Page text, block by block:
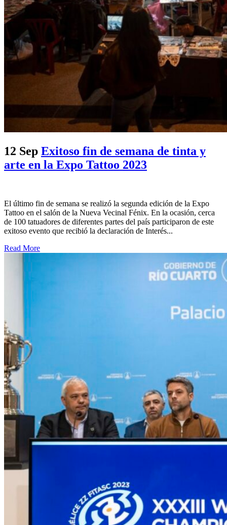
12 Sep Exitoso fin de semana de tinta y
arte en la Expo Tattoo 2023
El último fin de semana se realizó la segunda edición de la Expo
Tattoo en el salón de la Nueva Vecinal Fénix. En la ocasión, cerca
de 100 tatuadores de diferentes partes del país participaron de este
exitoso evento que recibió la declaración de Interés...
Read More